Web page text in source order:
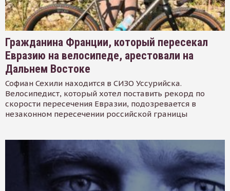
Гражданина Франции, который пересекал
Евразию на велосипеде, арестовали на
Дальнем Востоке
Софиан Сехили находится в СИЗО Уссурийска.
Велосипедист, который хотел поставить рекорд по
скорости пересечения Евразии, подозревается в
незаконном пересечении российской границы